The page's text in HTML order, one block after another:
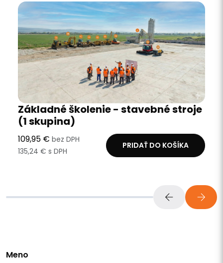
Základné školenie - stavebné stroje
(1 skupina)
109,95 € bez DPH
135,24 € s DPH
PRIDAŤ DO KOŠÍKA
Meno